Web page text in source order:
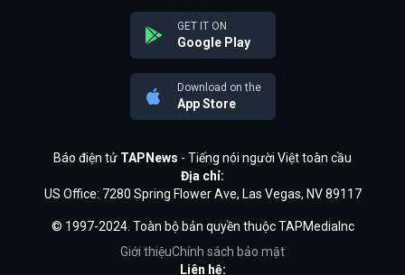
GET IT ON
Google Play
Download on the
App Store
Báo điện tử TAPNews - Tiếng nói người Việt toàn cầu
Địa chỉ:
US Office: 7280 Spring Flower Ave, Las Vegas, NV 89117
© 1997-2024. Toàn bộ bản quyền thuộc TAPMediaInc
Giới thiệuChính sách bảo mật
Liên hệ: